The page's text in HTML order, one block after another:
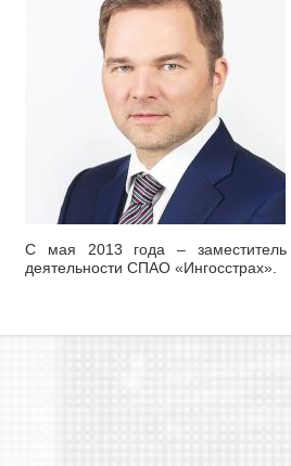
С мая 2013 года – заместитель
деятельности СПАО «Ингосстрах».